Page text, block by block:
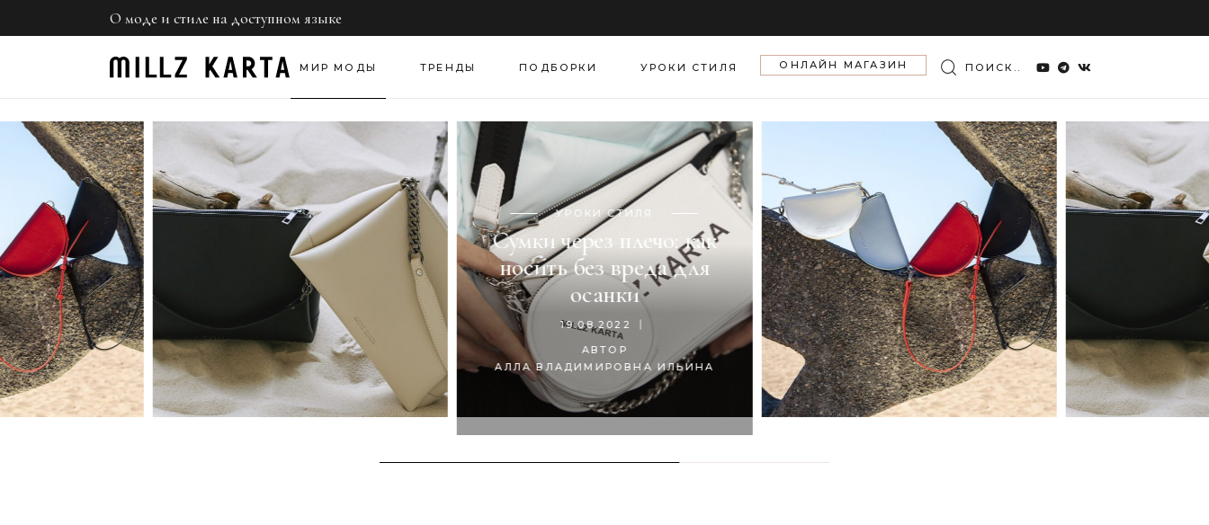
О моде и стиле на доступном языке
МИР МОДЫ
Неделя моды
Образы звезд
Светская хроника
ТРЕНДЫ ПОДБОРКИ УРОКИ СТИЛЯ ОНЛАЙН МАГАЗИН
Неделя моды
Образы звезд
Светская хроника
ГИД ПО СТИЛЮ